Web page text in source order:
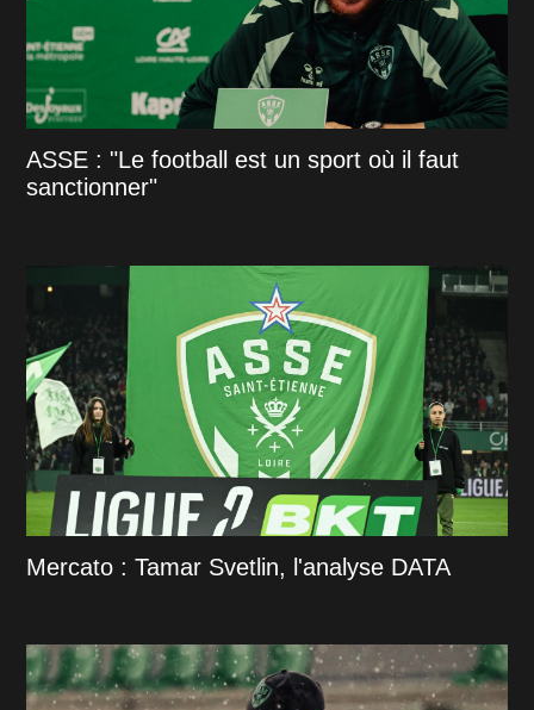
ASSE : "Le football est un sport où il faut
sanctionner"
Mercato : Tamar Svetlin, l'analyse DATA